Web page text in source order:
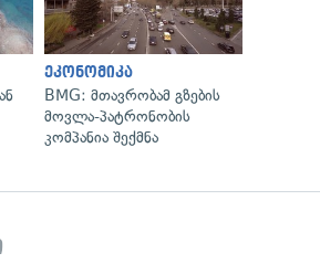
ეკონომიკა
BMG: მთავრობამ გზების
მოვლა-პატრონობის
კომპანია შექმნა